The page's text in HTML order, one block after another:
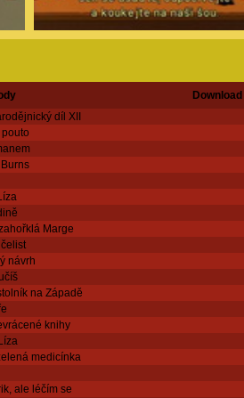
Download
díl XII
Marge
návrh
na Západě
knihy
medicínka
ale léčím se